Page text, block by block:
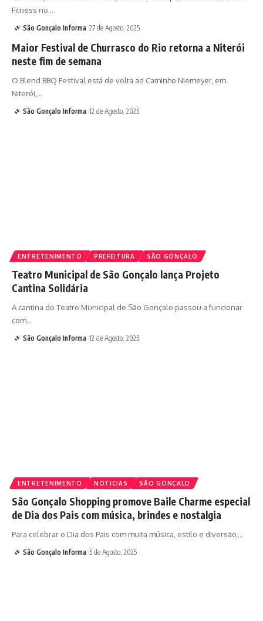
Fitness no…
São Gonçalo Informa 27 de Agosto, 2025
Maior Festival de Churrasco do Rio retorna a Niterói
neste fim de semana
O Blend BBQ Festival está de volta ao Caminho Niemeyer, em
Niterói,…
São Gonçalo Informa 12 de Agosto, 2025
ENTRETENIMENTO PREFEITURA SÃO GONÇALO
Teatro Municipal de São Gonçalo lança Projeto
Cantina Solidária
A cantina do Teatro Municipal de São Gonçalo passou a funcionar
com…
São Gonçalo Informa 12 de Agosto, 2025
ENTRETENIMENTO NOTICIAS SÃO GONÇALO
São Gonçalo Shopping promove Baile Charme especial
de Dia dos Pais com música, brindes e nostalgia
Para celebrar o Dia dos Pais com muita música, estilo e diversão,…
São Gonçalo Informa 5 de Agosto, 2025